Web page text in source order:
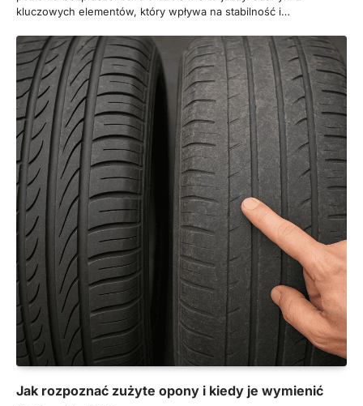
kluczowych elementów, który wpływa na stabilność i…
Jak rozpoznać zużyte opony i kiedy je wymienić